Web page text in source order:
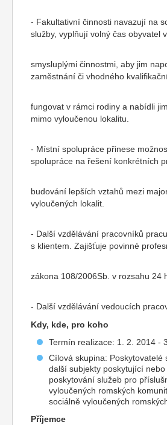
- Fakultativní činnosti navazují na
služby, vyplňují volný čas obyvatel
smysluplými činnostmi, aby jim
zaměstnání či vhodného
fungovat v rámci rodiny a nabídli
mimo vyloučenou lokalitu.
- Místní spolupráce přinese
spolupráce na řešení konkrétních
budování lepších vztahů mezi
vyloučených lokalit.
- Další vzdělávání pracovníků
s klientem. Zajišťuje povinné
zákona 108/2006Sb. v rozsahu 24
- Další vzdělávání vedoucích
Kdy, kde, pro koho
Termín realizace: 1. 2. 2014 -
Cílová skupina: Poskytovatelé
další subjekty poskytující
poskytování služeb pro
vyloučených romských
sociálně vyloučených
Příjemce